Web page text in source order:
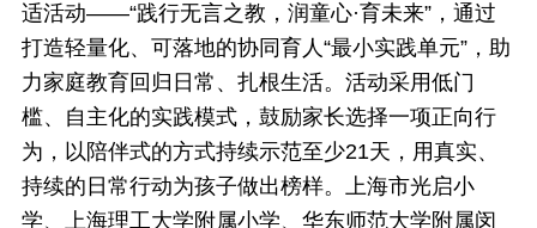
适活动——“践行无言之教，润童心·育未来”，通过
打造轻量化、可落地的协同育人“最小实践单元”，助
力家庭教育回归日常、扎根生活。活动采用低门
槛、自主化的实践模式，鼓励家长选择一项正向行
为，以陪伴式的方式持续示范至少21天，用真实、
持续的日常行动为孩子做出榜样。上海市光启小
学、上海理工大学附属小学、华东师范大学附属闵